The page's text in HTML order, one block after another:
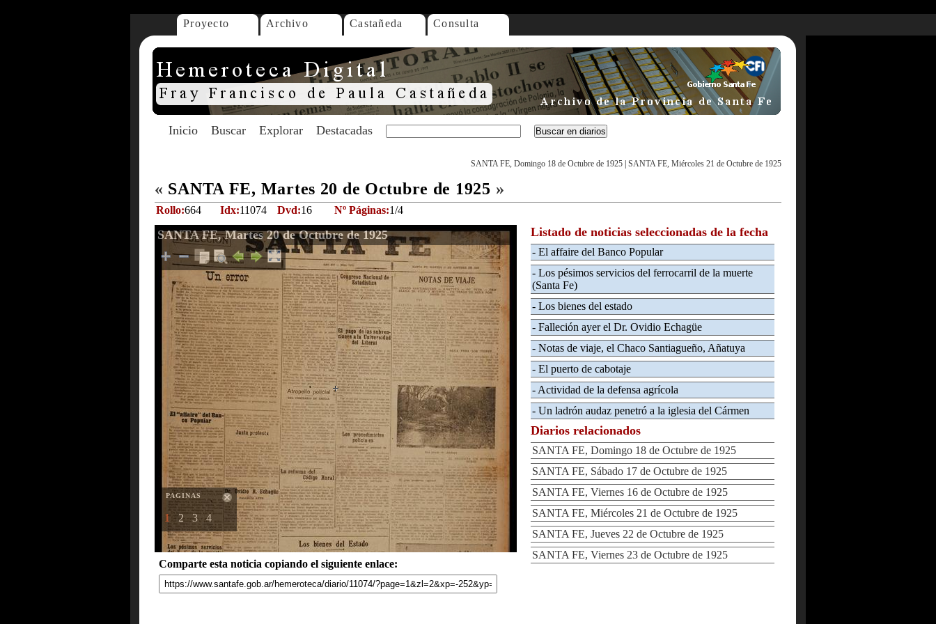
Proyecto Archivo Castañeda Consulta
Inicio Buscar Explorar Destacadas
SANTA FE, Domingo 18 de Octubre de 1925 SANTA FE, Miércoles 21 de Octubre de 1925
« SANTA FE, Martes 20 de Octubre de 1925 »
Rollo:664 Idx:11074 Dvd:16 Nº Páginas:1/4
SANTA FE, Martes 20 de Octubre de 1925
PAGINAS
1 2 3 4
Comparte esta noticia copiando el siguiente enlace:
Listado de noticias seleccionadas de la fecha
- El affaire del Banco Popular
- Los pésimos servicios del ferrocarril de la muerte
(Santa Fe)
- Los bienes del estado
- Falleción ayer el Dr. Ovidio Echagüe
- Notas de viaje, el Chaco Santiagueño, Añatuya
- El puerto de cabotaje
- Actividad de la defensa agrícola
- Un ladrón audaz penetró a la iglesia del Cármen
Diarios relacionados
SANTA FE, Domingo 18 de Octubre de 1925
SANTA FE, Sábado 17 de Octubre de 1925
SANTA FE, Viernes 16 de Octubre de 1925
SANTA FE, Miércoles 21 de Octubre de 1925
SANTA FE, Jueves 22 de Octubre de 1925
SANTA FE, Viernes 23 de Octubre de 1925